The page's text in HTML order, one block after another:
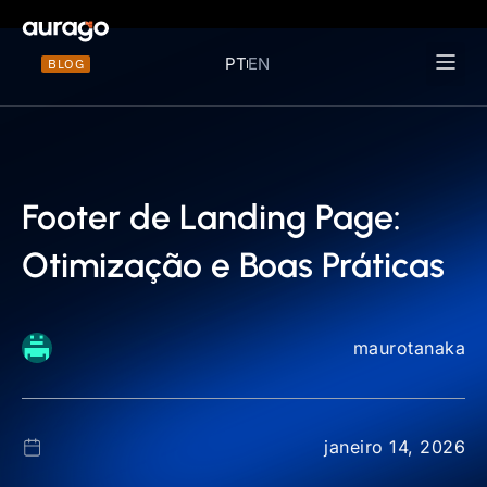
BLOG PTEN
Footer de Landing Page:
Otimização e Boas Práticas
maurotanaka
janeiro 14, 2026